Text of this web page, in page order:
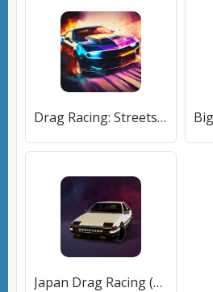
Drag Racing: Streets (ДрагРейсинг) [МОД Много денег] APK Android
Japan Drag Racing (Драгрейсинг в Японии) [МОД Unlocked] APK Android